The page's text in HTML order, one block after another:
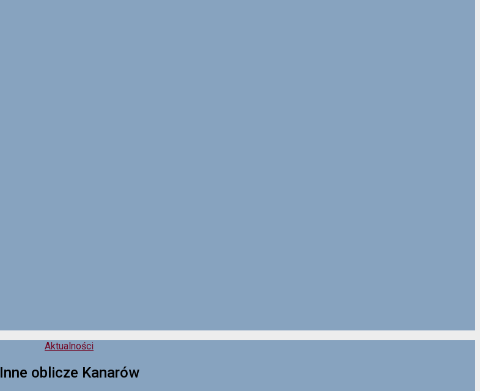
Kategorie
Aktualności
Inne oblicze Kanarów